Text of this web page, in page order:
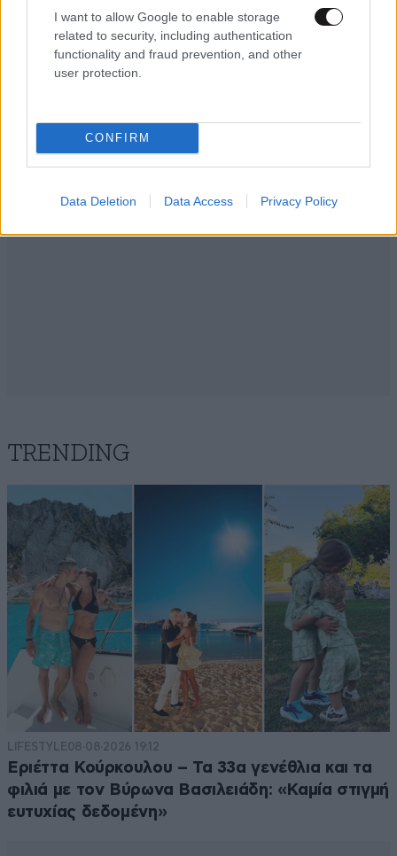
I want to allow Google to enable storage
related to security, including authentication
functionality and fraud prevention, and other
user protection.
CONFIRM
Data Deletion Data Access Privacy Policy
κούναγε !!
Απαντήστε
TRENDING
LIFESTYLE08·08·2026 19:12
Εριέττα Κούρκουλου – Τα 33α γενέθλια και τα
φιλιά με τον Βύρωνα Βασιλειάδη: «Καμία στιγμή
ευτυχίας δεδομένη»